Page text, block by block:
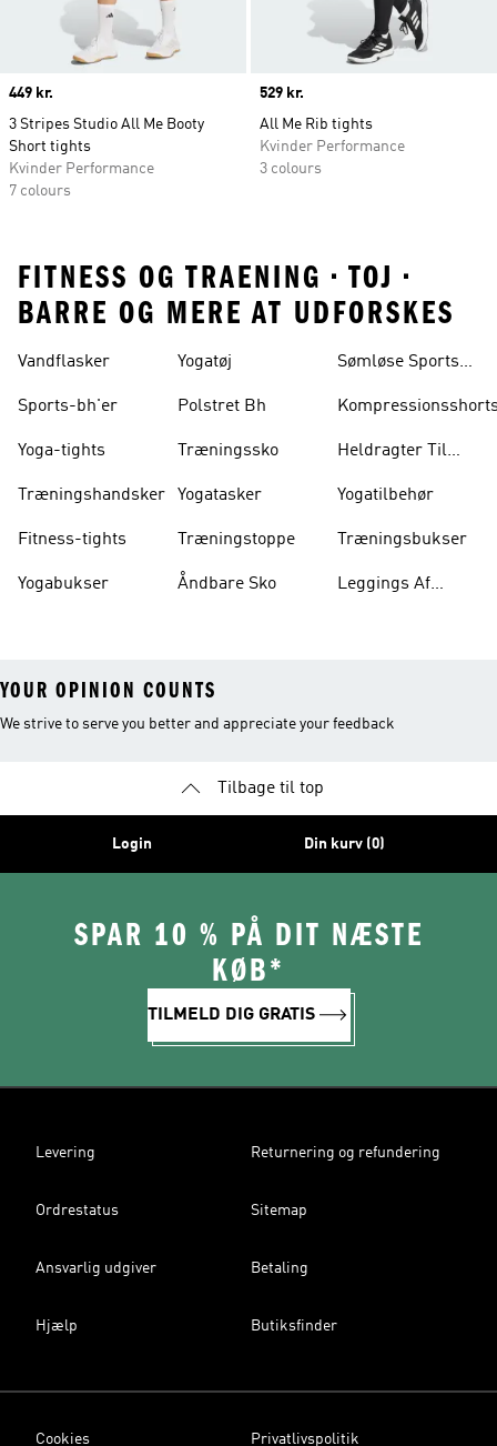
Price
449 kr.
3 Stripes Studio All Me Booty
Short tights
Kvinder Performance
7 colours
Price
529 kr.
All Me Rib tights
Kvinder Performance
3 colours
FITNESS OG TRAENING • TOJ •
BARRE OG MERE AT UDFORSKES
Vandflasker
Sports-bh'er
Yoga-tights
Træningshandsker
Fitness-tights
Yogabukser
Yogatøj
Polstret Bh
Træningssko
Yogatasker
Træningstoppe
Åndbare Sko
Sømløse Sports-
Heldragter Til
Yogatilbehør
Træningsbukser
Leggings Af
YOUR OPINION COUNTS
We strive to serve you better and appreciate your feedback
Tilbage til top
Login Din kurv (0)
SPAR 10 % PÅ DIT NÆSTE
KØB*
TILMELD DIG GRATIS
Levering Returnering og refundering
Ordrestatus Sitemap
Ansvarlig udgiver Betaling
Hjælp Butiksfinder
Cookies Privatlivspolitik